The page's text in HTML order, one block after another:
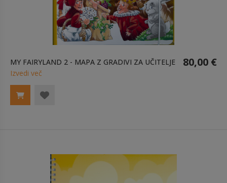
MY FAIRYLAND 2 - MAPA Z GRADIVI ZA UČITELJE 80,00 €
Izvedi več